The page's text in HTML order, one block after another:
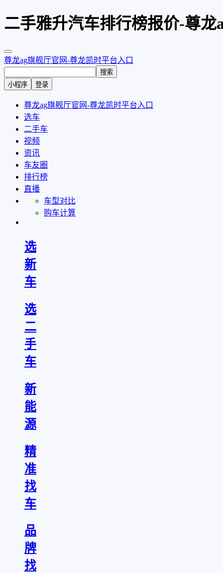
二手雅升汽车排行榜报价-尊龙
尊龙ag旗舰厅官网-尊龙凯时平台入口
搜索
小程序
登录
尊龙ag旗舰厅官网-尊龙凯时平台入口
选车
二手车
视频
资讯
车友圈
排行榜
直播
车型对比
购车计算
选
新
车
选
二
手
车
新
能
源
精
准
找
车
品
牌
找